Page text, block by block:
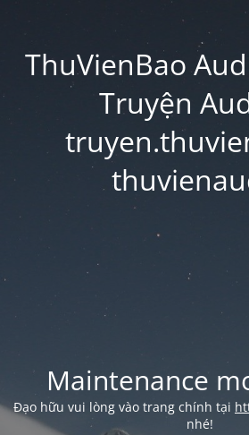
ThuVienBao
Truyện
Maintenance
Đạo hữu vui lòng vào trang chính tại
nhé!